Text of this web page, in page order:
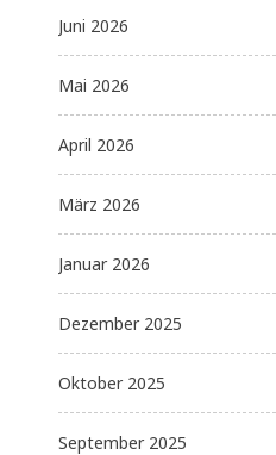
Juni 2026
Mai 2026
April 2026
März 2026
Januar 2026
Dezember 2025
Oktober 2025
September 2025